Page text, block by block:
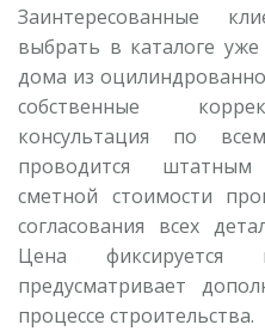
Заинтересованные
выбрать в каталоге
дома из
собственные
консультация по
проводится штатным
сметной стоимости
согласования всех
Цена
предусматривает
процессе строительства.